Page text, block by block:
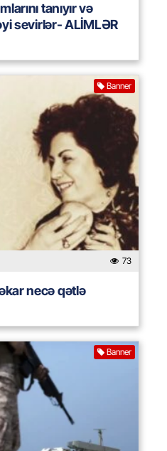
tanıyır və
sevirlər- ALİMLƏR
Banner
73
necə qətlə
Banner